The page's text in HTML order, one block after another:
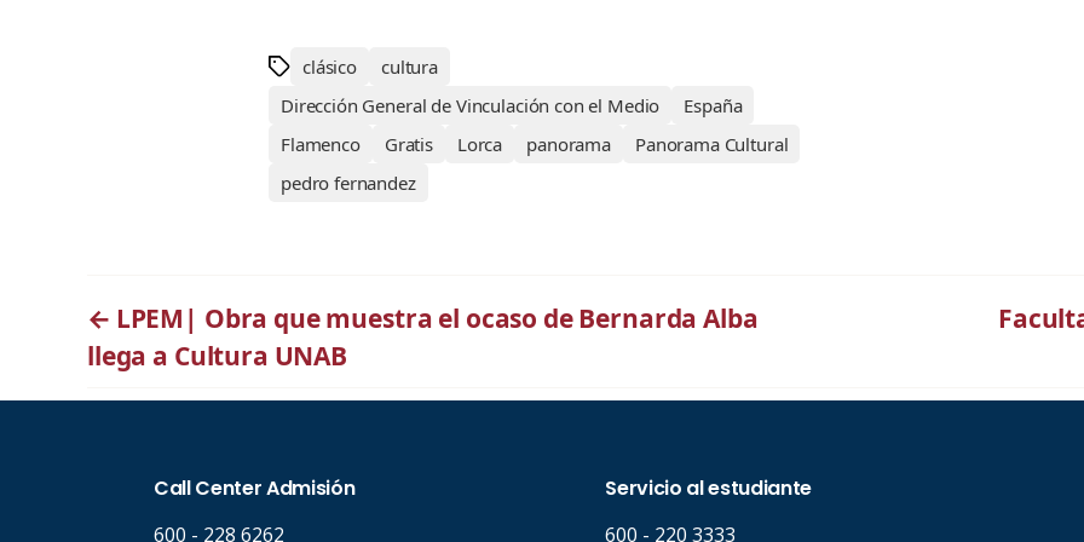
clásico
cultura
Dirección General de Vinculación con el Medio
España
Flamenco
Gratis Lorca panorama
Panorama Cultural
pedro fernandez
← LPEM| Obra que muestra el ocaso de Bernarda Alba
llega a Cultura UNAB